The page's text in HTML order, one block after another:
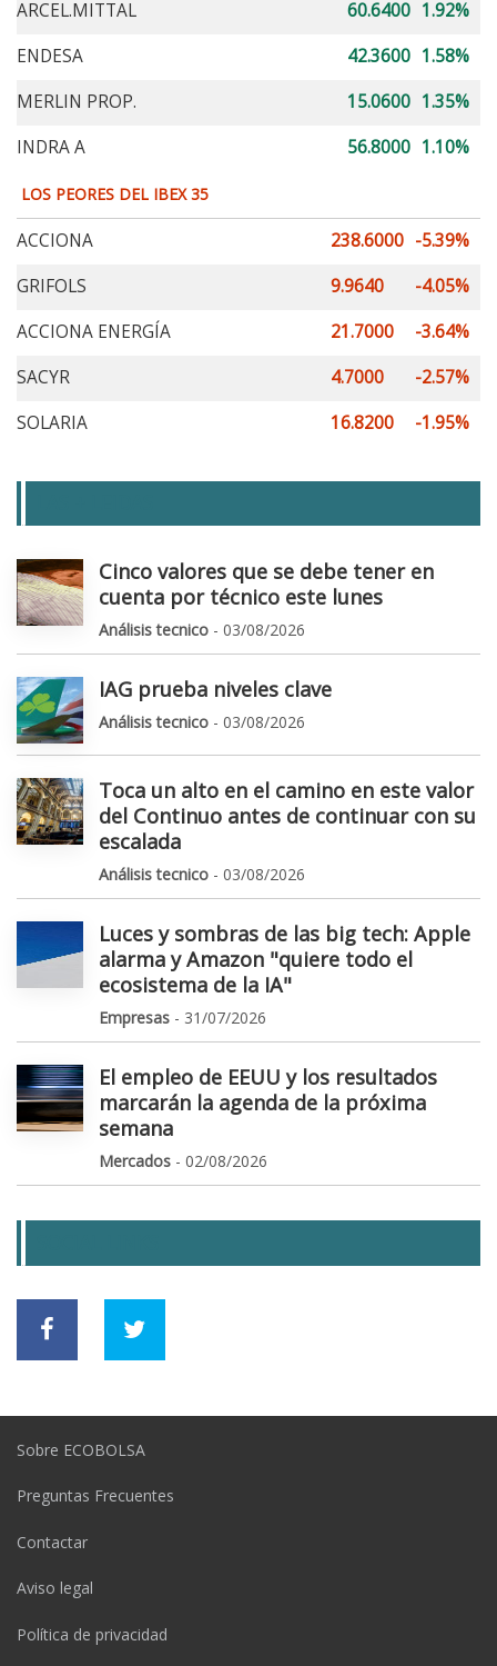
ARCEL.MITTAL
60.6400 1.92%
ENDESA
42.3600 1.58%
MERLIN PROP.
15.0600 1.35%
INDRA A
56.8000 1.10%
LOS PEORES DEL IBEX 35
ACCIONA 238.6000 -5.39%
GRIFOLS
9.9640
-4.05%
ACCIONA ENERGÍA
21.7000
-3.64%
SACYR
4.7000
-2.57%
SOLARIA
16.8200 -1.95%
Cinco valores que se debe tener en
cuenta por técnico este lunes
Análisis tecnico - 03/08/2026
IAG prueba niveles clave
Análisis tecnico - 03/08/2026
Toca un alto en el camino en este valor
del Continuo antes de continuar con su
escalada
Análisis tecnico - 03/08/2026
Luces y sombras de las big tech: Apple
alarma y Amazon "quiere todo el
ecosistema de la IA"
Empresas - 31/07/2026
El empleo de EEUU y los resultados
marcarán la agenda de la próxima
semana
Mercados - 02/08/2026
Sobre ECOBOLSA
Preguntas Frecuentes
Contactar
Aviso legal
Política de privacidad